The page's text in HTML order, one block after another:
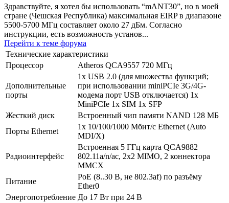
Здравствуйте, я хотел бы использовать “mANT30”, но в моей
стране (Чешская Республика) максимальная EIRP в диапазоне
5500-5700 МГц составляет около 27 дБм. Согласно
инструкции, есть возможность установ...
Перейти к теме форума
Технические характеристики
Процессор
Atheros QCA9557 720 МГц
Дополнительные
порты
1x USB 2.0 (для множества функций;
при использовании miniPCIe 3G/4G-
модема порт USB отключается) 1x
MiniPCIe 1x SIM 1x SFP
Жесткий диск
Встроенный чип памяти NAND 128 МБ
Порты Ethernet
1x 10/100/1000 Мбит/с Ethernet (Auto
MDI/X)
Радиоинтерфейс
Встроенная 5 ГГц карта QCA9882
802.11a/n/ac, 2x2 MIMO, 2 коннектора
MMCX
Питание
PoE (8..30 В, не 802.3af) по разъёму
Ether0
Энергопотребление До 17 Вт при 24 В